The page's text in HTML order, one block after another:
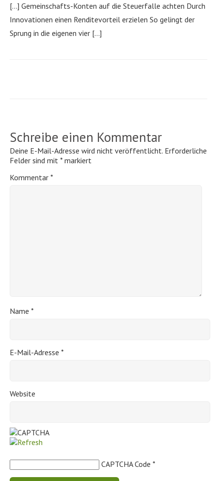
[…] Gemeinschafts-Konten auf die Steuerfalle achten Durch
Innovationen einen Renditevorteil erzielen So gelingt der
Sprung in die eigenen vier […]
Schreibe einen Kommentar
Deine E-Mail-Adresse wird nicht veröffentlicht. Erforderliche
Felder sind mit * markiert
Kommentar *
Name *
E-Mail-Adresse *
Website
CAPTCHA Code *